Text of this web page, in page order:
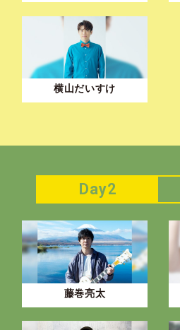
横山だいすけ
Day2
藤巻亮太